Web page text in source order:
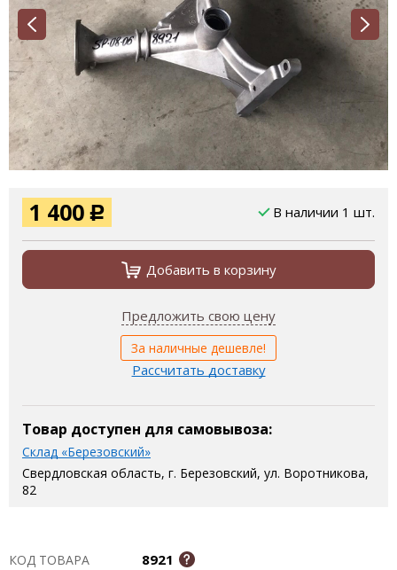
1 400 Р В наличии 1 шт.
Добавить в корзину
Предложить свою цену
За наличные дешевле!
Рассчитать доставку
Товар доступен для самовывоза:
Склад «Березовский»
Свердловская область, г. Березовский, ул. Воротникова,
82
КОД ТОВАРА 8921